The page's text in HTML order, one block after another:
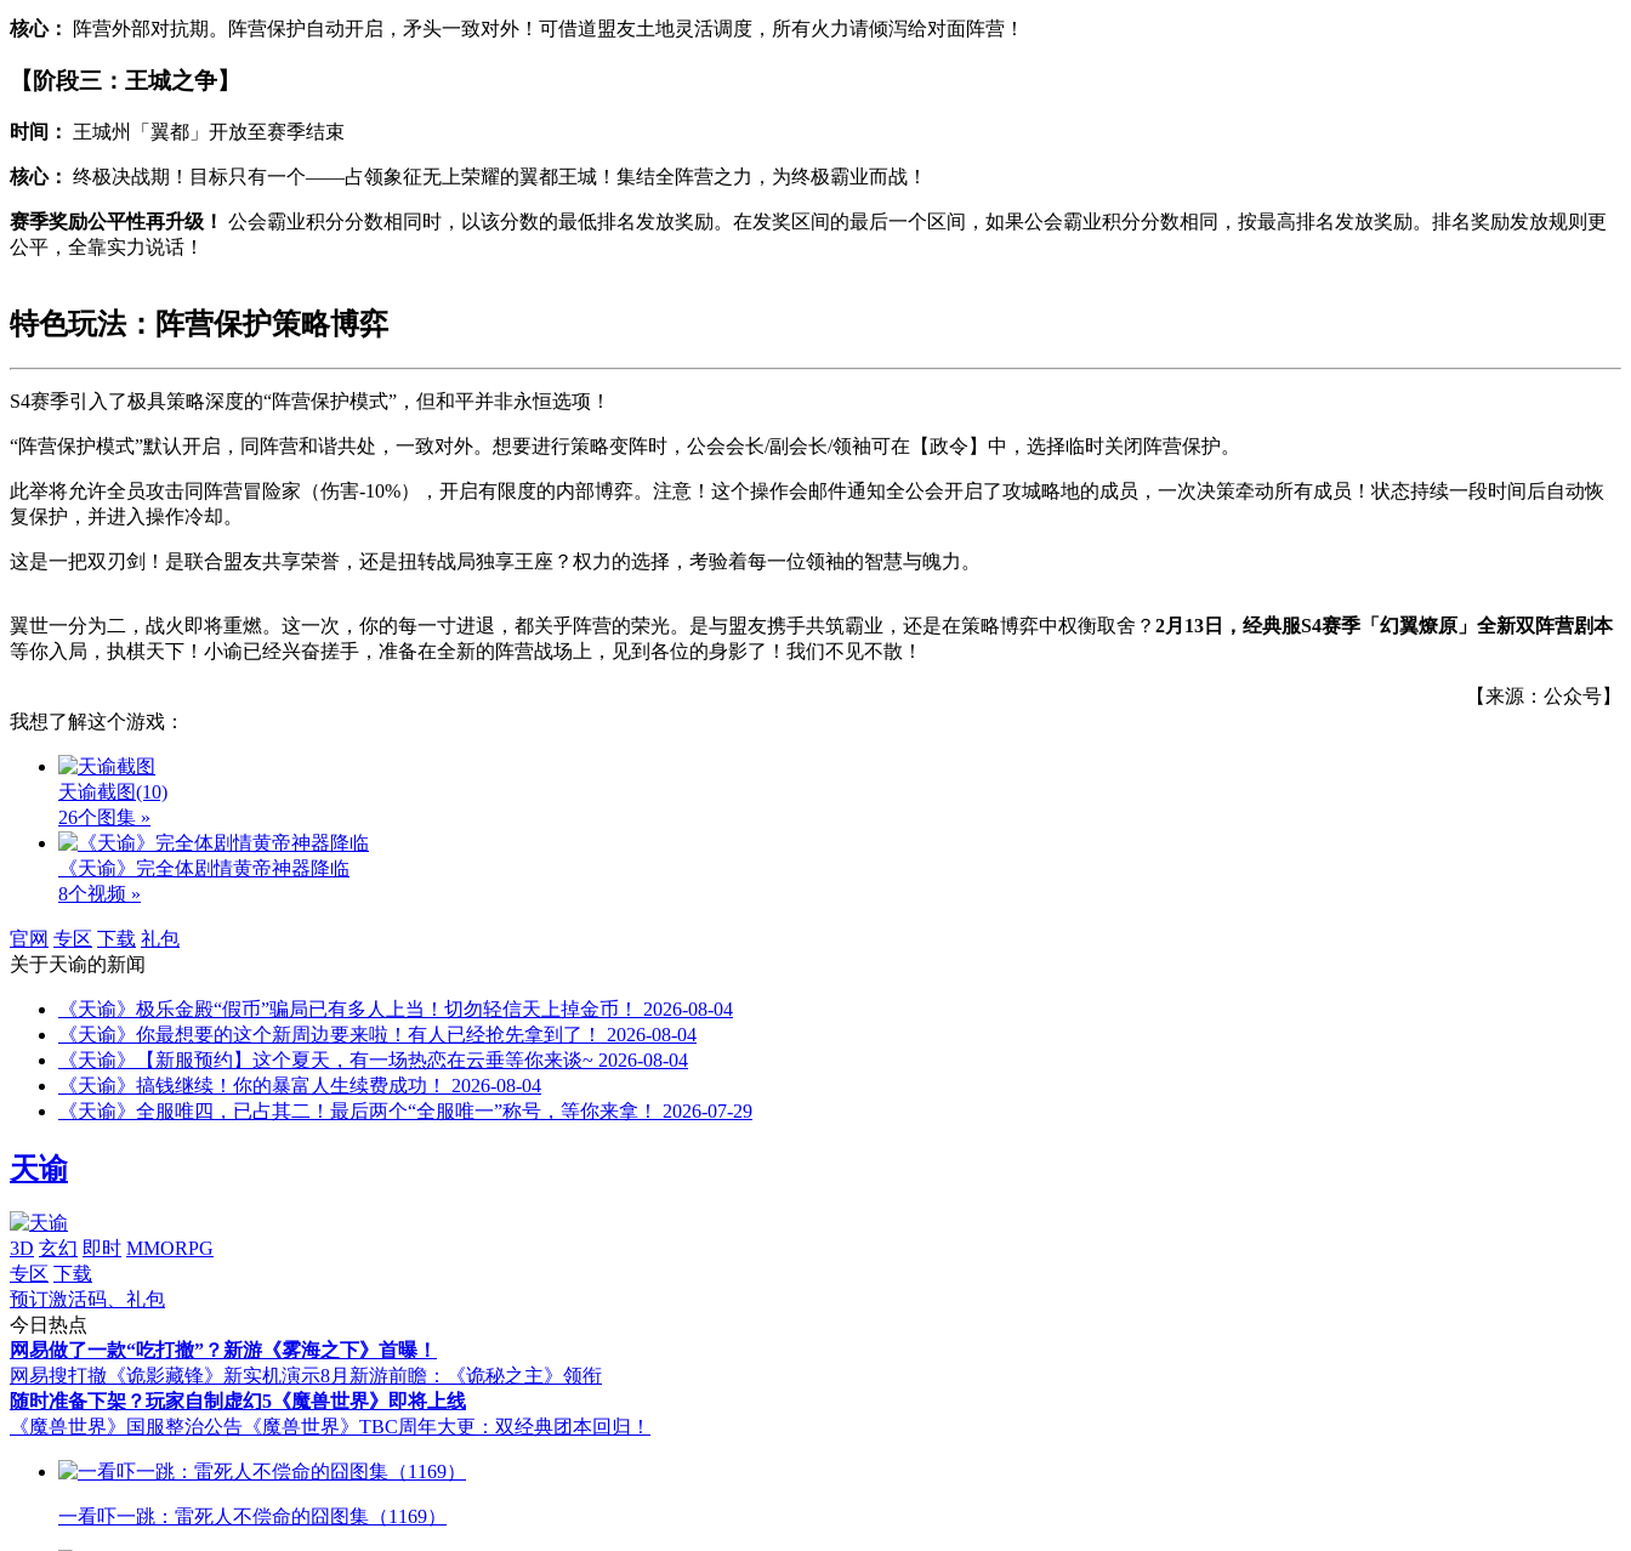
核心： 阵营外部对抗期。阵营保护自动开启，矛头一致对外！可借道盟友土地灵活调度，所有火力请倾泻给对面阵营！
【阶段三：王城之争】
时间： 王城州「翼都」开放至赛季结束
核心： 终极决战期！目标只有一个——占领象征无上荣耀的翼都王城！集结全阵营之力，为终极霸业而战！
赛季奖励公平性再升级！ 公会霸业积分分数相同时，以该分数的最低排名发放奖励。在发奖区间的最后一个区间，如果公会霸业积分分数相同，按最高排名发放奖励。排名奖励发放规则更
公平，全靠实力说话！
特色玩法：阵营保护策略博弈
S4赛季引入了极具策略深度的“阵营保护模式”，但和平并非永恒选项！
“阵营保护模式”默认开启，同阵营和谐共处，一致对外。想要进行策略变阵时，公会会长/副会长/领袖可在【政令】中，选择临时关闭阵营保护。
此举将允许全员攻击同阵营冒险家（伤害-10%），开启有限度的内部博弈。注意！这个操作会邮件通知全公会开启了攻城略地的成员，一次决策牵动所有成员！状态持续一段时间后自动恢
复保护，并进入操作冷却。
这是一把双刃剑！是联合盟友共享荣誉，还是扭转战局独享王座？权力的选择，考验着每一位领袖的智慧与魄力。
翼世一分为二，战火即将重燃。这一次，你的每一寸进退，都关乎阵营的荣光。是与盟友携手共筑霸业，还是在策略博弈中权衡取舍？ 2月13日，经典服S4赛季「幻翼燎原」全新双阵营剧本
等你入局，执棋天下！小谕已经兴奋搓手，准备在全新的阵营战场上，见到各位的身影了！我们不见不散！
【来源：公众号】
我想了解这个游戏：
天谕截图(10)
26个图集 »
《天谕》完全体剧情黄帝神器降临
8个视频 »
官网 专区 下载 礼包
关于天谕的新闻
《天谕》极乐金殿“假币”骗局已有多人上当！切勿轻信天上掉金币！
2026-08-04
《天谕》你最想要的这个新周边要来啦！有人已经抢先拿到了！
2026-08-04
《天谕》【新服预约】这个夏天，有一场热恋在云垂等你来谈~ 2026-08-04
《天谕》搞钱继续！你的暴富人生续费成功！
2026-08-04
《天谕》全服唯四，已占其二！最后两个“全服唯一”称号，等你来拿！
2026-07-29
天谕
3D 玄幻 即时 MMORPG
专区 下载
预订激活码、礼包
今日热点
网易做了一款“吃打撤”？新游《雾海之下》首曝！
网易搜打撤《诡影藏锋》新实机演示8月新游前瞻：《诡秘之主》领衔
随时准备下架？玩家自制虚幻5《魔兽世界》即将上线
《魔兽世界》国服整治公告 《魔兽世界》TBC周年大更：双经典团本回归！
一看吓一跳：雷死人不偿命的囧图集（1169）